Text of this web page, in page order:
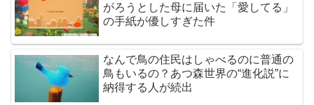
がろうとした母に届いた「愛してる」
の手紙が優しすぎた件
なんで鳥の住民はしゃべるのに普通の
鳥もいるの？あつ森世界の“進化説”に
納得する人が続出